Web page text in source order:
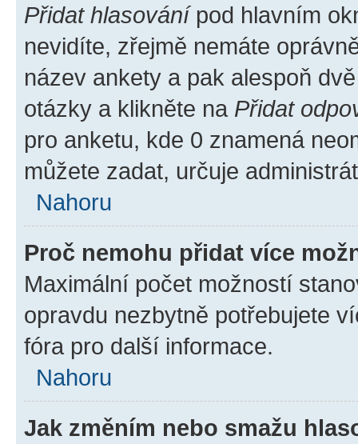
Přidat hlasovánípod hlavním
nevidíte, zřejmě nemáte
název ankety a pak alespoň
otázky a klikněte na Přidat
pro anketu, kde 0 znamená
můžete zadat, určuje
Nahoru
Proč nemohu přidat více
Maximální počet možností
opravdu nezbytně potřebujete
fóra pro další informace.
Nahoru
Jak změním nebo smažu